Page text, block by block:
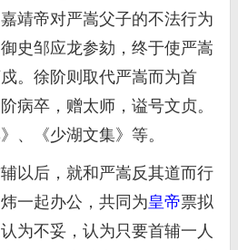
靖帝对严嵩父子的不法行为
史邹应龙参劾，终于使严嵩
。徐阶则取代严嵩而为首
病卒，赠太师，谥号文贞。
、《少湖文集》等。
后，就和严嵩反其道而行
一起办公，共同为皇帝票拟
为不妥，认为只要首辅一人